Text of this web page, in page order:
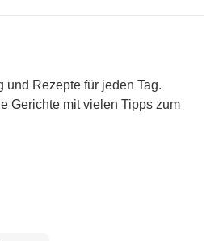
und Rezepte für jeden Tag.
Gerichte mit vielen Tipps zum